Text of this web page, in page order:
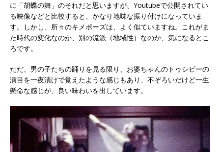
に「胡蝶の舞」のそれだと思いますが、Youtubeで公開されてい
る映像などと比較すると、かなり地味な振り付けになっていま
す。しかし、所々のキメポーズは、よく似ていますね。これがま
た時代の変化なのか、別の流派（地域性）なのか、気になるとこ
ろです。
ただ、男の子たちの踊りを見る限り、お婆ちゃんのトゥシビーの
演目を一夜漬けで覚えたような感じもあり、不ぞろいだけど一生
懸命な感じが、良い味わいを出しています。